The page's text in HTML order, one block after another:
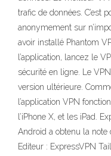
trafic de données. C’est
anonymement sur
avoir installé Phantom
l’application, lancez le
sécurité en ligne. Le
version ultérieure.
l’application VPN
l’iPhone X, et les iPad.
Android a obtenu la note
Editeur : ExpressVPN